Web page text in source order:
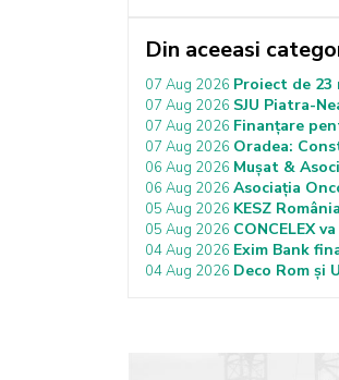
Din aceeasi
07 Aug 2026 Proiect de 23
07 Aug 2026 SJU Piatra-
07 Aug 2026 Finanțare
07 Aug 2026 Oradea:
06 Aug 2026 Mușat &
06 Aug 2026 Asociația
05 Aug 2026 KESZ
05 Aug 2026 CONCELEX
04 Aug 2026 Exim Bank
04 Aug 2026 Deco Rom și